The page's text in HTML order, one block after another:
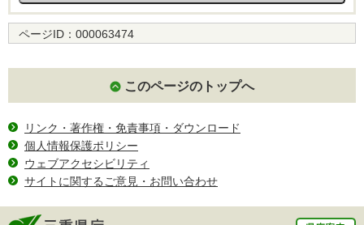
ページID： 000063474
このページのトップへ
リンク・著作権・免責事項・ダウンロード
個人情報保護ポリシー
ウェブアクセシビリティ
サイトに関するご意見・お問い合わせ